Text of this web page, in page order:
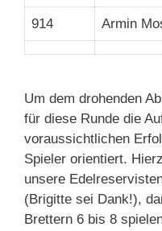
914 Armin
Um dem drohenden
für diese Runde die
voraussichtlichen
Spieler orientiert.
unsere
(Brigitte sei Dank!),
Brettern 6 bis 8